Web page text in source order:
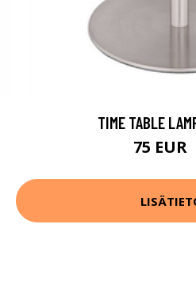
TIME TABLE
75 EUR